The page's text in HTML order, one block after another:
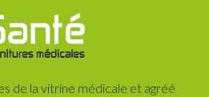
de la vitrine médicale et agréé